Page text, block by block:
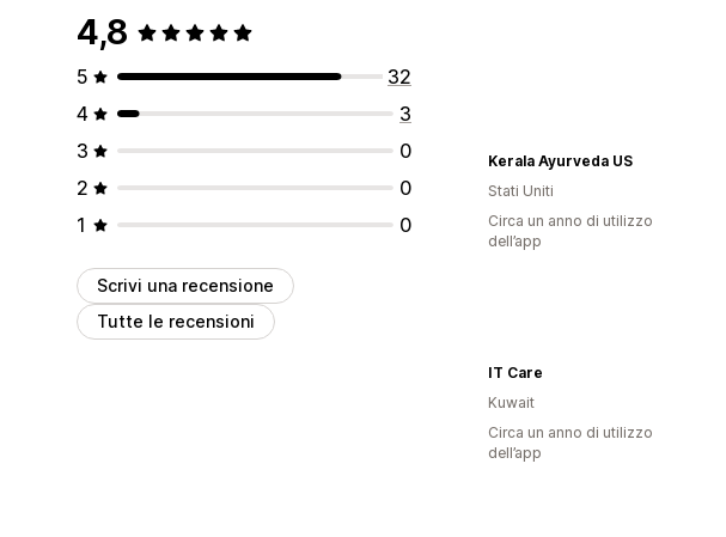
4,8
5
32
4
3
3
0
2
0
1
0
Scrivi una recensione
Tutte le recensioni
Kerala Ayurveda US
Stati Uniti
Circa un anno di utilizzo
dell’app
IT Care
Kuwait
Circa un anno di utilizzo
dell’app